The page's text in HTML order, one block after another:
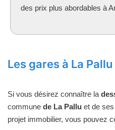
des prix plus abordables à
Les gares à La
Si vous désirez connaître la
commune de La Pallu et de
projet immobilier, vous pouvez